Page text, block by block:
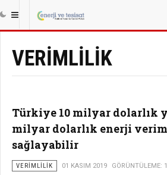
||| ANASAYFA ENERJI
VERIMLILIK
Türkiye 10 milyar dolarlık
milyar dolarlık enerji
sağlayabilir
VERIMLILIK 01 KASIM 2019 GÖRÜNTÜLEME: